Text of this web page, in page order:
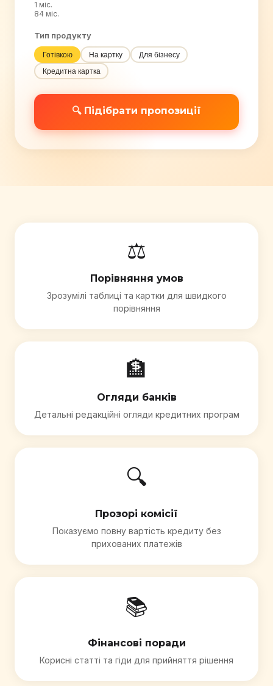
1 міс.
84 міс.
Тип продукту
Готівкою На картку
Для бізнесу
Кредитна картка
🔍 Підібрати пропозиції
⚖️
Порівняння умов
Зрозумілі таблиці та картки для швидкого
порівняння
🏦
Огляди банків
Детальні редакційні огляди кредитних програм
🔍
Прозорі комісії
Показуємо повну вартість кредиту без
прихованих платежів
📚
Фінансові поради
Корисні статті та гіди для прийняття рішення